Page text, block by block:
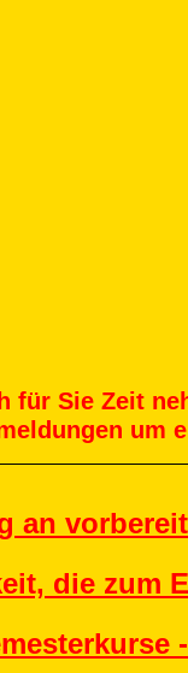
für Sie Zeit
um
an
die zum